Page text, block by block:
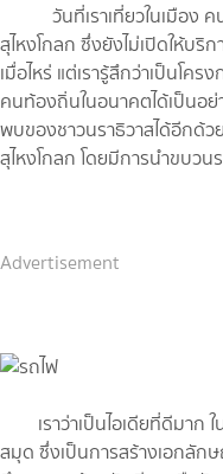
วันที่เราเที่ยวในเมือง คน
สุไหงโกลก ซึ่งยังไม่เปิดให้บริก
เมื่อไหร่ แต่เรารู้สึกว่าเป็นโคร
คนท้องถิ่นในอนาคตได้เป็นอ
พบของชาวนราธิวาสได้อีกด้
สุไหงโกลก โดยมีการนำขบว
Advertisement
เราว่าเป็นไอเดียที่ดีมาก ใ
สมุด ซึ่งเป็นการสร้างเอกลัก